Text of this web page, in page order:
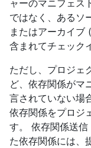
ャーのマニフェス
ではなく、あるソ
またはアーカイブ
含まれてチェック
ただし、プロジェ
ど、依存関係がマ
言されていない場
依存関係をプロジ
す。 依存関係送
た依存関係には、